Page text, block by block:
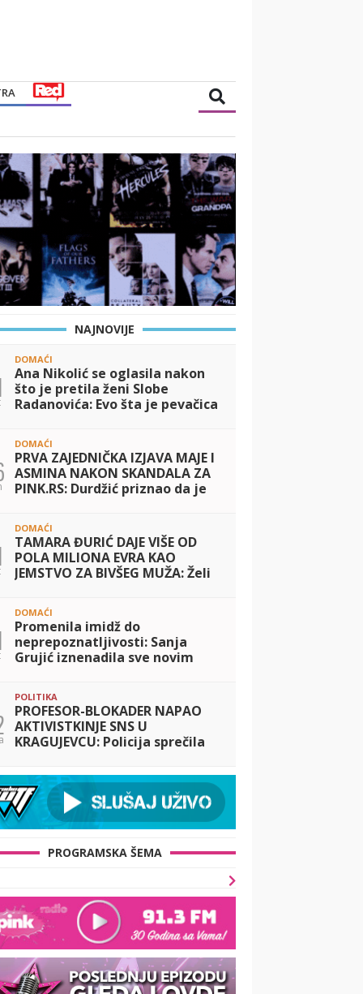
NAJNOVIJE
DOMAĆI
Ana Nikolić se oglasila nakon
što je pretila ženi Slobe
Radanovića: Evo šta je pevačica
DOMAĆI
PRVA ZAJEDNIČKA IZJAVA MAJE I
ASMINA NAKON SKANDALA ZA
PINK.RS: Durdžić priznao da je
novim telefonom,
Marinkovićeva op
DOMAĆI
TAMARA ĐURIĆ DAJE VIŠE OD
POLA MILIONA EVRA KAO
JEMSTVO ZA BIVŠEG MUŽA: Želi
svi detalji!
DOMAĆI
Promenila imidž do
neprepoznatljivosti: Sanja
Grujić iznenadila sve novim
POLITIKA
PROFESOR-BLOKADER NAPAO
AKTIVISTKINJE SNS U
KRAGUJEVCU: Policija sprečila
PROGRAMSKA ŠEMA